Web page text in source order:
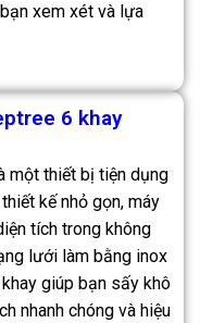
xem xét và lựa
6 khay
một thiết bị tiện dụng
kế nhỏ gọn, máy
tích trong không
lưới làm bằng inox
giúp bạn sấy khô
nhanh chóng và hiệu